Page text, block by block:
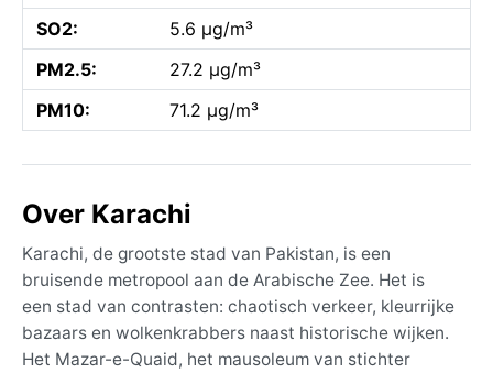
SO2:
5.6 µg/m³
PM2.5:
27.2 µg/m³
PM10:
71.2 µg/m³
Over Karachi
Karachi, de grootste stad van Pakistan, is een
bruisende metropool aan de Arabische Zee. Het is
een stad van contrasten: chaotisch verkeer, kleurrijke
bazaars en wolkenkrabbers naast historische wijken.
Het Mazar-e-Quaid, het mausoleum van stichter